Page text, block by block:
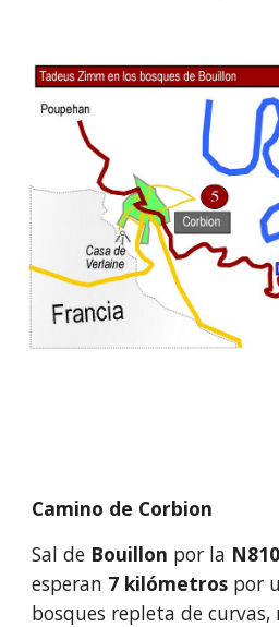
Camino de Corbion
Sal de Bouillon por la
esperan 7 kilómetros por
bosques repleta de